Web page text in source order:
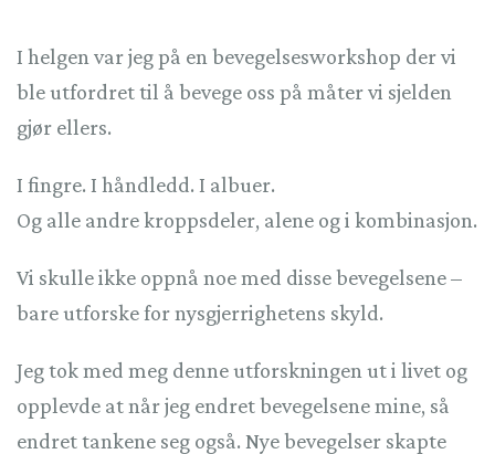
I helgen var jeg på en bevegelsesworkshop der vi
ble utfordret til å bevege oss på måter vi sjelden
gjør ellers.
I fingre. I håndledd. I albuer.
Og alle andre kroppsdeler, alene og i kombinasjon.
Vi skulle ikke oppnå noe med disse bevegelsene –
bare utforske for nysgjerrighetens skyld.
Jeg tok med meg denne utforskningen ut i livet og
opplevde at når jeg endret bevegelsene mine, så
endret tankene seg også. Nye bevegelser skapte